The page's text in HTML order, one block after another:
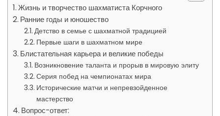
Жизнь и творчество шахматиста Корчного
Ранние годы и юношество
Детство в семье с шахматной традицией
Первые шаги в шахматном мире
Блистательная карьера и великие победы
Возникновение таланта и прорыв в мировую элиту
Серия побед на чемпионатах мира
Исторические матчи и непревзойденное
мастерство
Вопрос-ответ: